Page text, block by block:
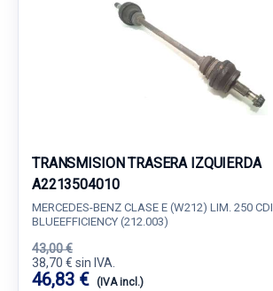
TRANSMISION TRASERA IZQUIERDA
A2213504010
MERCEDES-BENZ CLASE E (W212) LIM. 250 CDI
BLUEEFFICIENCY (212.003)
43,00 €
38,70 € sin IVA.
46,83 € (IVA incl.)